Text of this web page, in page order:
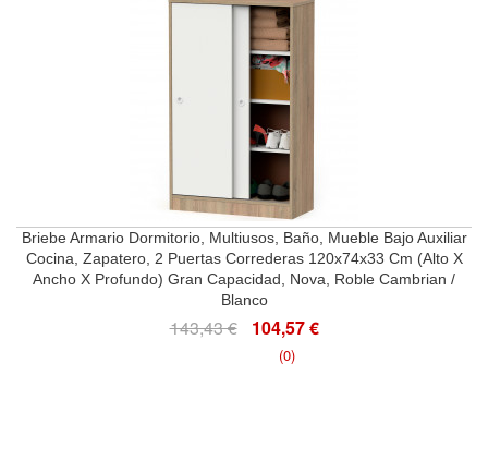
Briebe Armario Dormitorio, Multiusos, Baño, Mueble Bajo Auxiliar
Cocina, Zapatero, 2 Puertas Correderas 120x74x33 Cm (Alto X
Ancho X Profundo) Gran Capacidad, Nova, Roble Cambrian /
Blanco
143,43 € 104,57 €
(0)